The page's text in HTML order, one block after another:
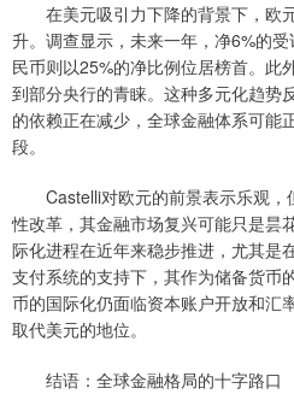
在美元吸引力下降的背景下，欧
升。调查显示，未来一年，净6%的
民币则以25%的净比例位居榜首。此
到部分央行的青睐。这种多元化趋势
的依赖正在减少，全球金融体系可能
段。
Castelli对欧元的前景表示乐观，
性改革，其金融市场复兴可能只是昙
际化进程在近年来稳步推进，尤其是
支付系统的支持下，其作为储备货币
币的国际化仍面临资本账户开放和汇
取代美元的地位。
结语：全球金融格局的十字路口